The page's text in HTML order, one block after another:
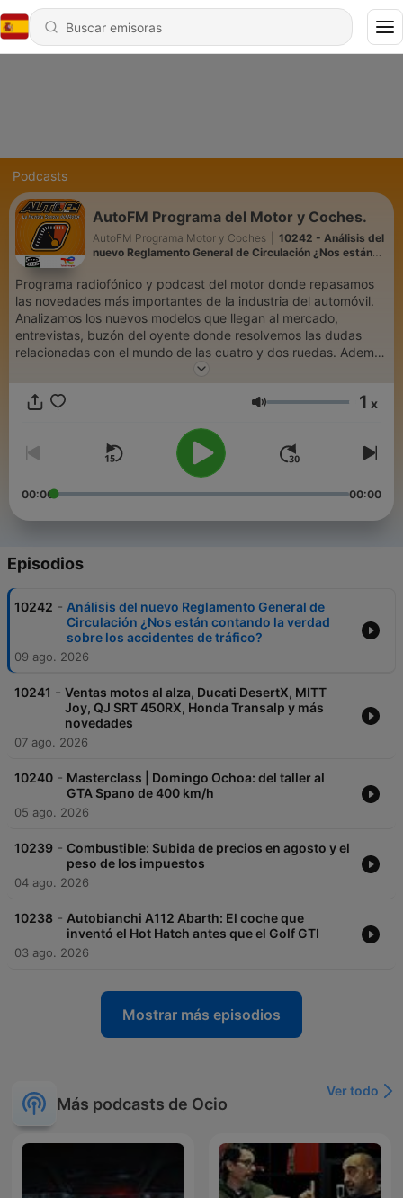
Podcasts
AutoFM Programa del Motor y Coches.
AutoFM Programa Motor y Coches
10242 - Análisis del
nuevo Reglamento General de Circulación ¿Nos están
Programa radiofónico y podcast del motor donde repasamos
las novedades más importantes de la industria del automóvil.
Analizamos los nuevos modelos que llegan al mercado,
entrevistas, buzón del oyente donde resolvemos las dudas
relacionadas con el mundo de las cuatro y dos ruedas. Además
hacemos un seguimiento completo de las 24 Horas de Le Mans
y ONDA CERO Jaén, los viernes desde las 19:00 horas hasta
Volumen 1 x
00:00 00:00
Episodios
10242 - Análisis del nuevo Reglamento General de
Circulación ¿Nos están contando la verdad
sobre los accidentes de tráfico?
09 ago. 2026
10241 - Ventas motos al alza, Ducati DesertX, MITT
Joy, QJ SRT 450RX, Honda Transalp y más
novedades
07 ago. 2026
10240 - Masterclass | Domingo Ochoa: del taller al
GTA Spano de 400 km/h
05 ago. 2026
10239 - Combustible: Subida de precios en agosto y el
peso de los impuestos
04 ago. 2026
10238 - Autobianchi A112 Abarth: El coche que
inventó el Hot Hatch antes que el Golf GTI
03 ago. 2026
Mostrar más episodios
Más podcasts de Ocio
Ver todo